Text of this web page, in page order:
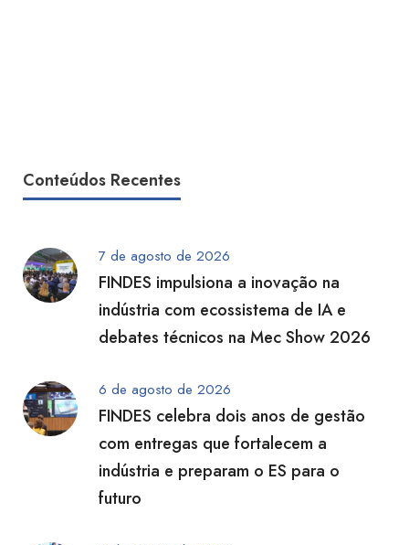
Conteúdos Recentes
7 de agosto de 2026
FINDES impulsiona a inovação na
indústria com ecossistema de IA e
debates técnicos na Mec Show 2026
6 de agosto de 2026
FINDES celebra dois anos de gestão
com entregas que fortalecem a
indústria e preparam o ES para o
futuro